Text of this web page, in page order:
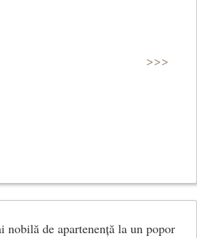
>>>
nobilă de apartenență la un popor